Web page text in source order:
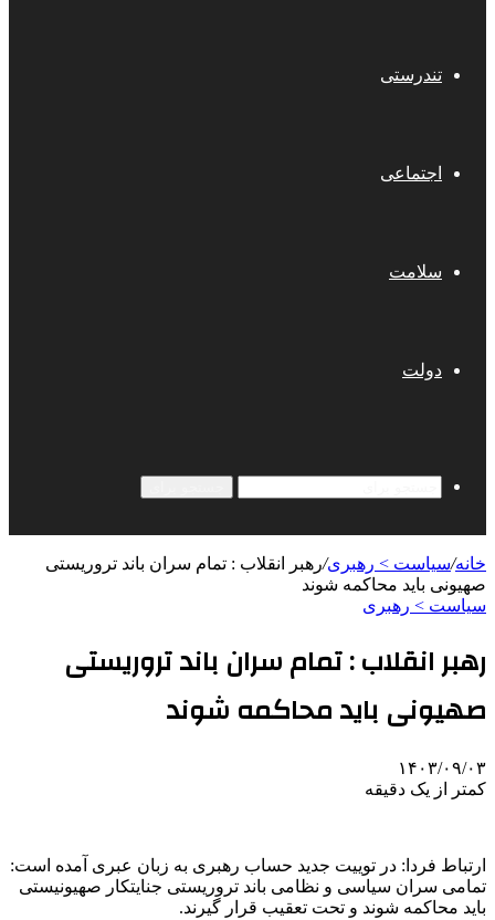
تندرستی
اجتماعی
سلامت
دولت
خانه/سیاست > رهبری/رهبر انقلاب : تمام سران باند تروریستی
صهیونی باید محاکمه شوند
سیاست > رهبری
رهبر انقلاب : تمام سران باند تروریستی
صهیونی باید محاکمه شوند
۱۴۰۳/۰۹/۰۳
کمتر از یک دقیقه
ارتباط فردا: در توییت جدید حساب رهبری به زبان عبری آمده است:
تمامی سران سیاسی و نظامی باند تروریستی جنایتکار صهیونیستی
باید محاکمه شوند و تحت تعقیب قرار گیرند.